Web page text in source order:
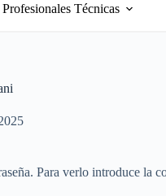
Técnicas
Para verlo introduce la